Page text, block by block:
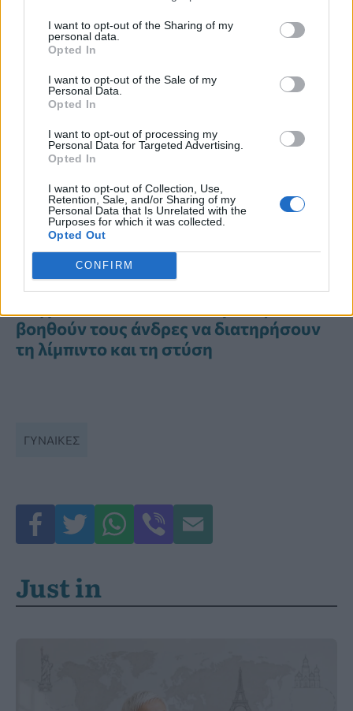
I want to opt-out of the Sharing of my
personal data.
Opted In
I want to opt-out of the Sale of my
Personal Data.
Opted In
I want to opt-out of processing my
Personal Data for Targeted Advertising.
Opted In
I want to opt-out of Collection, Use,
Retention, Sale, and/or Sharing of my
Personal Data that Is Unrelated with the
Purposes for which it was collected.
Opted Out
CONFIRM
Διαβάστε Περισσότερα
Γυναίκες μετά τα 50: Ήρθε η ώρα να
σταματήσετε να ζητάτε συγγνώμη για
την εμμηνόπαυση
Εγκυμοσύνη και λοχεία: Οι σωματικές
και ψυχικές αλλαγές που χρειάζονται
Οι επιστήμονες διαπίστωσαν την
περίεργη συμπεριφορά των ωοθηκών
μετά την εμμηνόπαυση – Ποιος ο νέος
ρόλος τους
βοηθούν τους άνδρες να διατηρήσουν
τη λίμπιντο και τη στύση
ΓΥΝΑΊΚΕΣ
Just in